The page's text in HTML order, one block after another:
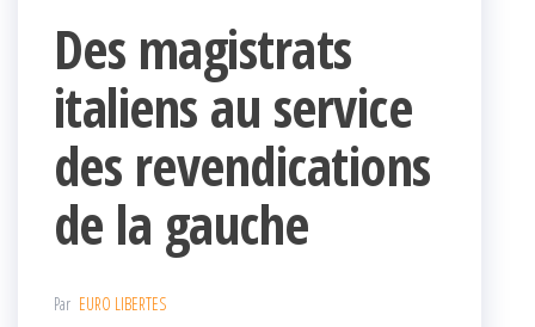
Des magistrats
italiens au service
des revendications
de la gauche
Par EURO LIBERTES